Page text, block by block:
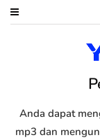
Anda dapat
mp3 dan